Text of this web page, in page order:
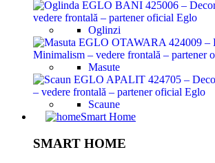
Oglinzi
Masute
Scaune
Smart Home
SMART HOME